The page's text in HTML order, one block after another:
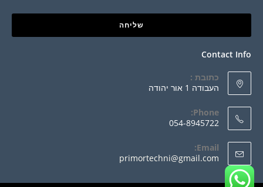
שליחה
Contact Info
כתובת :
העבודה 1 אור יהודה
Phone:
054-8945722
Email:
primortechni@gmail.com